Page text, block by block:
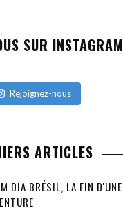
SUR INSTAGRAM
Rejoignez-nous
ARTICLES
DIA BRÉSIL, LA FIN D'UNE